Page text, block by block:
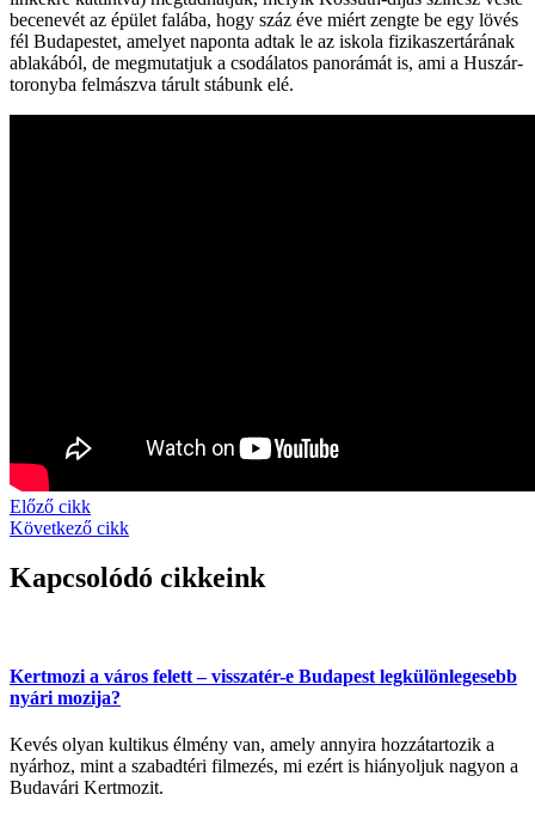
becenevét az épület falába, hogy száz éve miért zengte be egy lövés
fél Budapestet, amelyet naponta adtak le az iskola fizikaszertárának
ablakából, de megmutatjuk a csodálatos panorámát is, ami a Huszár-
toronyba felmászva tárult stábunk elé.
Előző cikk
Következő cikk
Kapcsolódó cikkeink
Kertmozi a város felett – visszatér-e Budapest legkülönlegesebb
nyári mozija?
Kevés olyan kultikus élmény van, amely annyira hozzátartozik a
nyárhoz, mint a szabadtéri filmezés, mi ezért is hiányoljuk nagyon a
Budavári Kertmozit.